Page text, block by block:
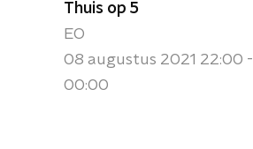
Thuis op 5
EO
08 augustus 2021 22:00 -
00:00